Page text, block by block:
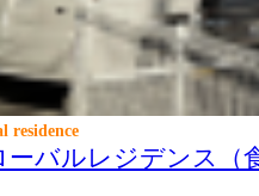
residence
ーバルレジデンス（